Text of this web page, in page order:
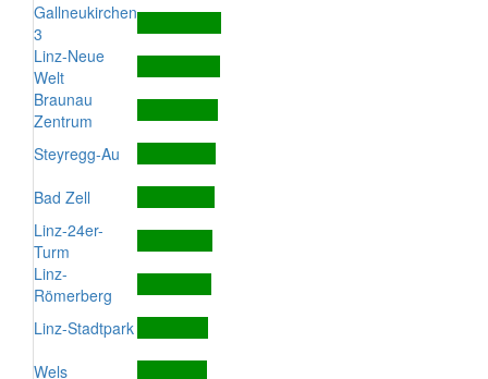
Gallneukirchen
3
Linz-Neue
Welt
Braunau
Zentrum
Steyregg-Au
Bad Zell
Linz-24er-
Turm
Linz-
Römerberg
Linz-Stadtpark
Wels